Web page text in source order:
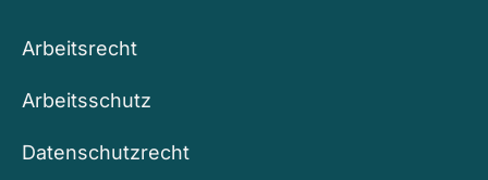
Arbeitsrecht
Arbeitsschutz
Datenschutzrecht